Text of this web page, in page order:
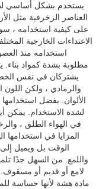
يستخدم بشكل أساسي
العناصر الزخرفية مثل
على كيفية استخدامه ،
الاعتداءات الخارجية
استخدامه منذ
مطلوبة بشدة كمواد بناء.
يشتركان في نفس
والرمادي ، ولكن
الألوان. يفضل
لشدة الاستخدام. يمكن
في الهواء الطلق ،
المزايا في استخدامها
الوقت بل ويميل
واللمع. من السهل جدًا
لامع أو قديم أو
مادة هشة لأنها حساسة